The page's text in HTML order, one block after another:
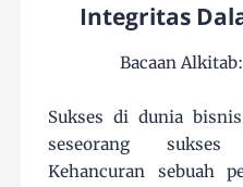
Integritas
Bacaan Alkitab:
Sukses di dunia
seseorang
Kehancuran sebuah